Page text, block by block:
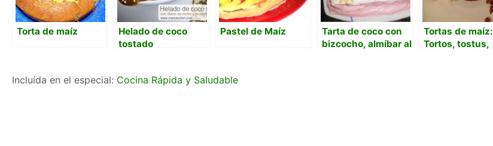
Torta de maíz
Helado de coco
tostado
Pastel de Maíz
Tarta de coco con
bizcocho, almíbar al
Tortas de maíz:
Tortos, tostus,
Incluída en el especial: Cocina Rápida y Saludable